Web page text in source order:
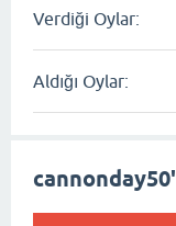
Verdiği Oylar:
Aldığı Oylar: